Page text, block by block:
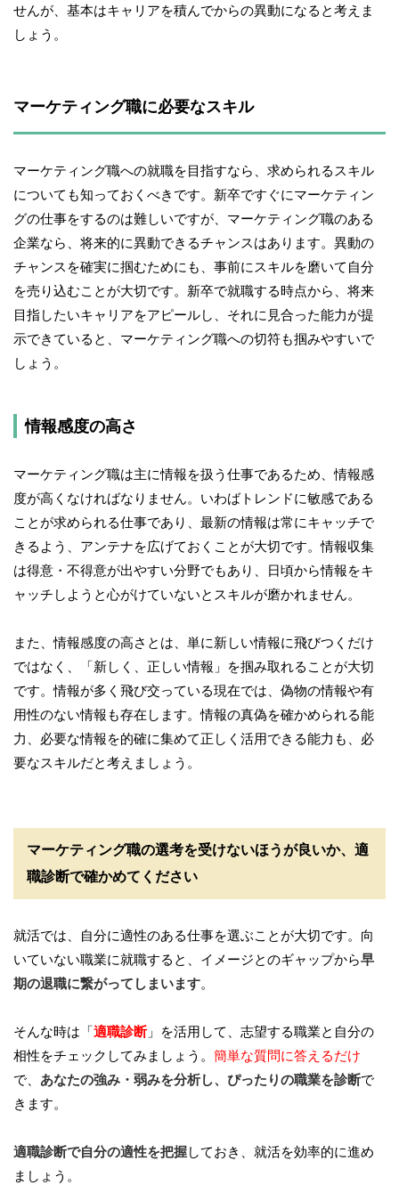
せんが、基本はキャリアを積んでからの異動になると考えま
しょう。
マーケティング職に必要なスキル
マーケティング職への就職を目指すなら、求められるスキル
についても知っておくべきです。新卒ですぐにマーケティン
グの仕事をするのは難しいですが、マーケティング職のある
企業なら、将来的に異動できるチャンスはあります。異動の
チャンスを確実に掴むためにも、事前にスキルを磨いて自分
を売り込むことが大切です。新卒で就職する時点から、将来
目指したいキャリアをアピールし、それに見合った能力が提
示できていると、マーケティング職への切符も掴みやすいで
しょう。
情報感度の高さ
マーケティング職は主に情報を扱う仕事であるため、情報感
度が高くなければなりません。いわばトレンドに敏感である
ことが求められる仕事であり、最新の情報は常にキャッチで
きるよう、アンテナを広げておくことが大切です。情報収集
は得意・不得意が出やすい分野でもあり、日頃から情報をキ
ャッチしようと心がけていないとスキルが磨かれません。
また、情報感度の高さとは、単に新しい情報に飛びつくだけ
ではなく、「新しく、正しい情報」を掴み取れることが大切
です。情報が多く飛び交っている現在では、偽物の情報や有
用性のない情報も存在します。情報の真偽を確かめられる能
力、必要な情報を的確に集めて正しく活用できる能力も、必
要なスキルだと考えましょう。
マーケティング職の選考を受けないほうが良いか、適
職診断で確かめてください
就活では、自分に適性のある仕事を選ぶことが大切です。向
いていない職業に就職すると、イメージとのギャップから早
期の退職に繋がってしまいます。
そんな時は「適職診断」を活用して、志望する職業と自分の
相性をチェックしてみましょう。 簡単な質問に答えるだけ
で、 あなたの強み・弱みを分析し、ぴったりの職業を診断で
きます。
適職診断で自分の適性を把握しておき、就活を効率的に進め
ましょう。